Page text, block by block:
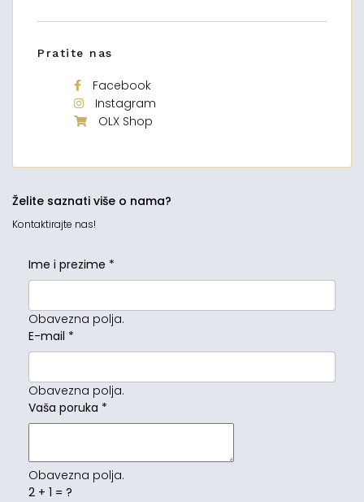
Pratite nas
Facebook
Instagram
OLX Shop
Želite saznati više o nama?
Kontaktirajte nas!
Ime i prezime *
Obavezna polja.
E-mail *
Obavezna polja.
Vaša poruka *
Obavezna polja.
2 + 1 = ?